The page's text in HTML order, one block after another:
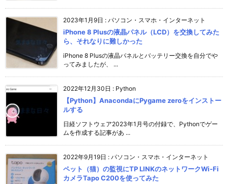
2023年1月9日 : パソコン・スマホ・インターネット
iPhone 8 Plusの液晶パネル（LCD）を交換してみた
ら、それなりに難しかった
iPhone 8 Plusの液晶パネルとバッテリー交換を自分でや
ってみましたが、 ...
2022年12月30日 : Python
【Python】AnacondaにPygame zeroをインストー
ルする
日経ソフトウェア2023年1月号の付録で、Pythonでゲー
ムを作成する記事があ ...
2022年9月19日 : パソコン・スマホ・インターネット
ペット（猫）の監視にTP LINKのネットワークWi-Fi
カメラTapo C200を使ってみた